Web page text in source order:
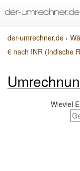
der-umrechner.de ›
€ nach INR (Indische
Wieviel